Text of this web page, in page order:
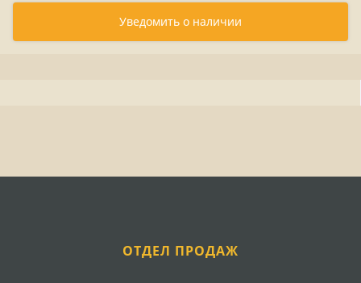
Уведомить о наличии
ОТДЕЛ ПРОДАЖ